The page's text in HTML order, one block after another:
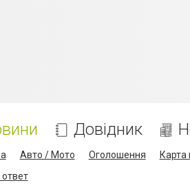
Довідник
Авто / Мото Оголошення Карта